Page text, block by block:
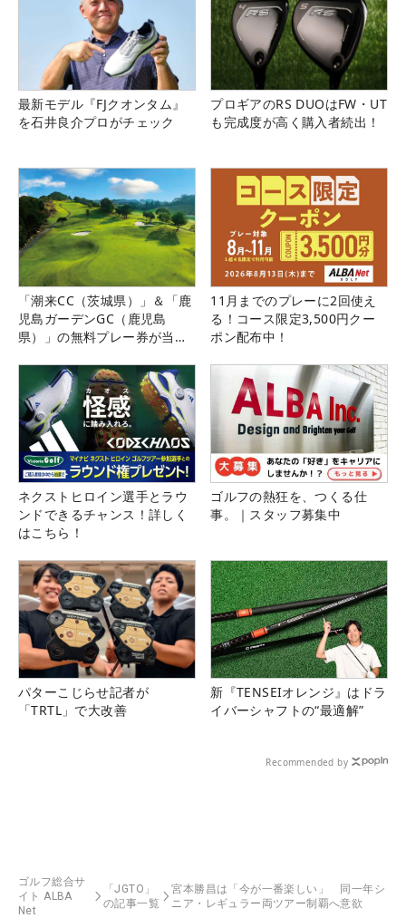
最新モデル『FJクオンタム』
を石井良介プロがチェック
プロギアのRS DUOはFW・UT
も完成度が高く購入者続出！
「潮来CC（茨城県）」＆「鹿
児島ガーデンGC（鹿児島
県）」の無料プレー券が当た
11月までのプレーに2回使え
る！コース限定3,500円クー
ポン配布中！
ネクストヒロイン選手とラウ
ンドできるチャンス！詳しく
はこちら！
ゴルフの熱狂を、つくる仕
事。｜スタッフ募集中
パターこじらせ記者が
「TRTL」で大改善
新『TENSEIオレンジ』はドラ
イバーシャフトの“最適解”
Recommended by
ゴルフ総合サ
イト ALBA
Net
「JGTO」
の記事一覧
宮本勝昌は「今が一番楽しい」 同一年シ
ニア・レギュラー両ツアー制覇へ意欲